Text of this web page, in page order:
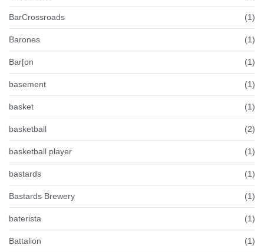
BarCrossroads (1)
Barones (1)
Bar[on (1)
basement (1)
basket (1)
basketball (2)
basketball player (1)
bastards (1)
Bastards Brewery (1)
baterista (1)
Battalion (1)